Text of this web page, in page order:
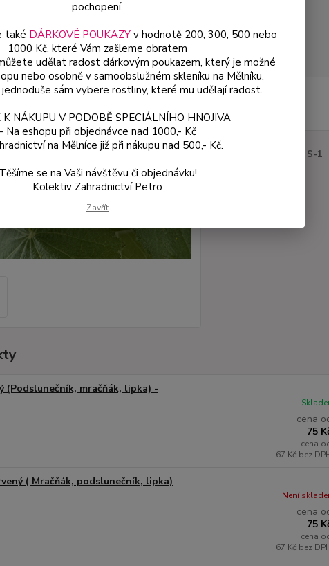
85 Kč
129 S-1
mračňák, lipka) -
cena
75
cena
67 Kč bez
( Mračňák, podslunečník, lipka)
cena
75
cena
67 Kč bez
Není
pochopení.
také DÁRKOVÉ POUKAZYv hodnotě 200, 300, 500 nebo
1000 Kč, které Vám zašleme obratem
udělat radost dárkovým poukazem, který je možné
nebo osobně v samoobslužném skleníku na Mělníku.
sám vybere rostliny, které mu udělají radost.
K NÁKUPU V PODOBĚ SPECIÁLNÍHO HNOJIVA
- Na eshopu při objednávce nad 1000,- Kč
na Mělníce již při nákupu nad 500,- Kč.
Těšíme se na Vaši návštěvu či objednávku!
Kolektiv Zahradnictví Petro
Zavřít